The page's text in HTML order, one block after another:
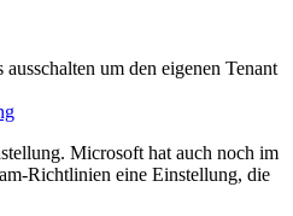
um den eigenen Tenant
Microsoft hat auch noch im
Richtlinien eine Einstellung, die